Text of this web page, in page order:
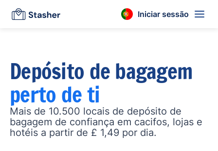
Iniciar sessão
Depósito de bagagem
perto de ti
Mais de 10.500 locais de depósito de
bagagem de confiança em cacifos, lojas e
hotéis a partir de £ 1,49 por dia.